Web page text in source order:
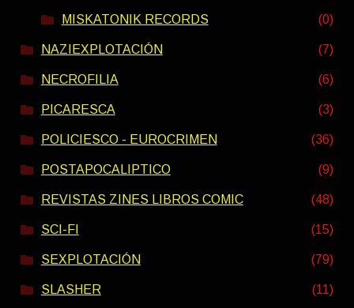
MISKATONIK RECORDS (0)
NAZIEXPLOTACIÓN (7)
NECROFILIA (6)
PICARESCA (3)
POLICIESCO - EUROCRIMEN (36)
POSTAPOCALIPTICO (9)
REVISTAS ZINES LIBROS COMIC (48)
SCI-FI (15)
SEXPLOTACIÓN (79)
SLASHER (11)